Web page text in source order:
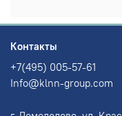
Контакты
+7(495) 005-57-61
Info@klnn-group.com